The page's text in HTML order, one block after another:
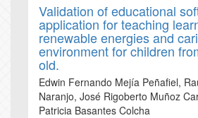
Validation of educational
application for teaching
renewable energies and
environment for children
old.
Edwin Fernando Mejía Peñafiel,
Naranjo, José Rigoberto Muñoz
Patricia Basantes Colcha